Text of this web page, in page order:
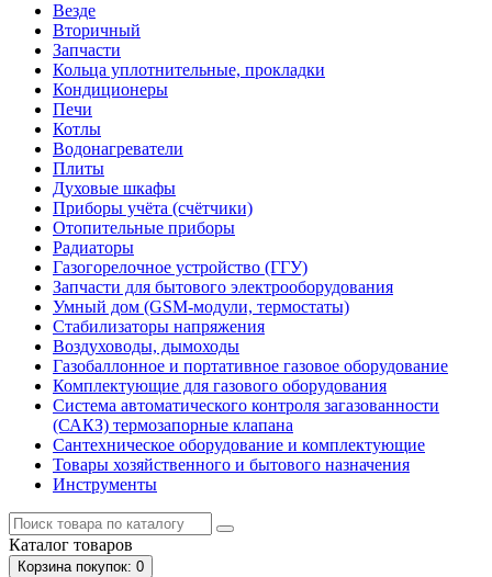
Везде
Вторичный
Запчасти
Кольца уплотнительные, прокладки
Кондиционеры
Печи
Котлы
Водонагреватели
Плиты
Духовые шкафы
Приборы учёта (счётчики)
Отопительные приборы
Радиаторы
Газогорелочное устройство (ГГУ)
Запчасти для бытового электрооборудования
Умный дом (GSM-модули, термостаты)
Cтабилизаторы напряжения
Воздуховоды, дымоходы
Газобаллонное и портативное газовое оборудование
Комплектующие для газового оборудования
Система автоматического контроля загазованности
(САКЗ) термозапорные клапана
Сантехническое оборудование и комплектующие
Товары хозяйственного и бытового назначения
Инструменты
Каталог товаров
Корзинапокупок: 0